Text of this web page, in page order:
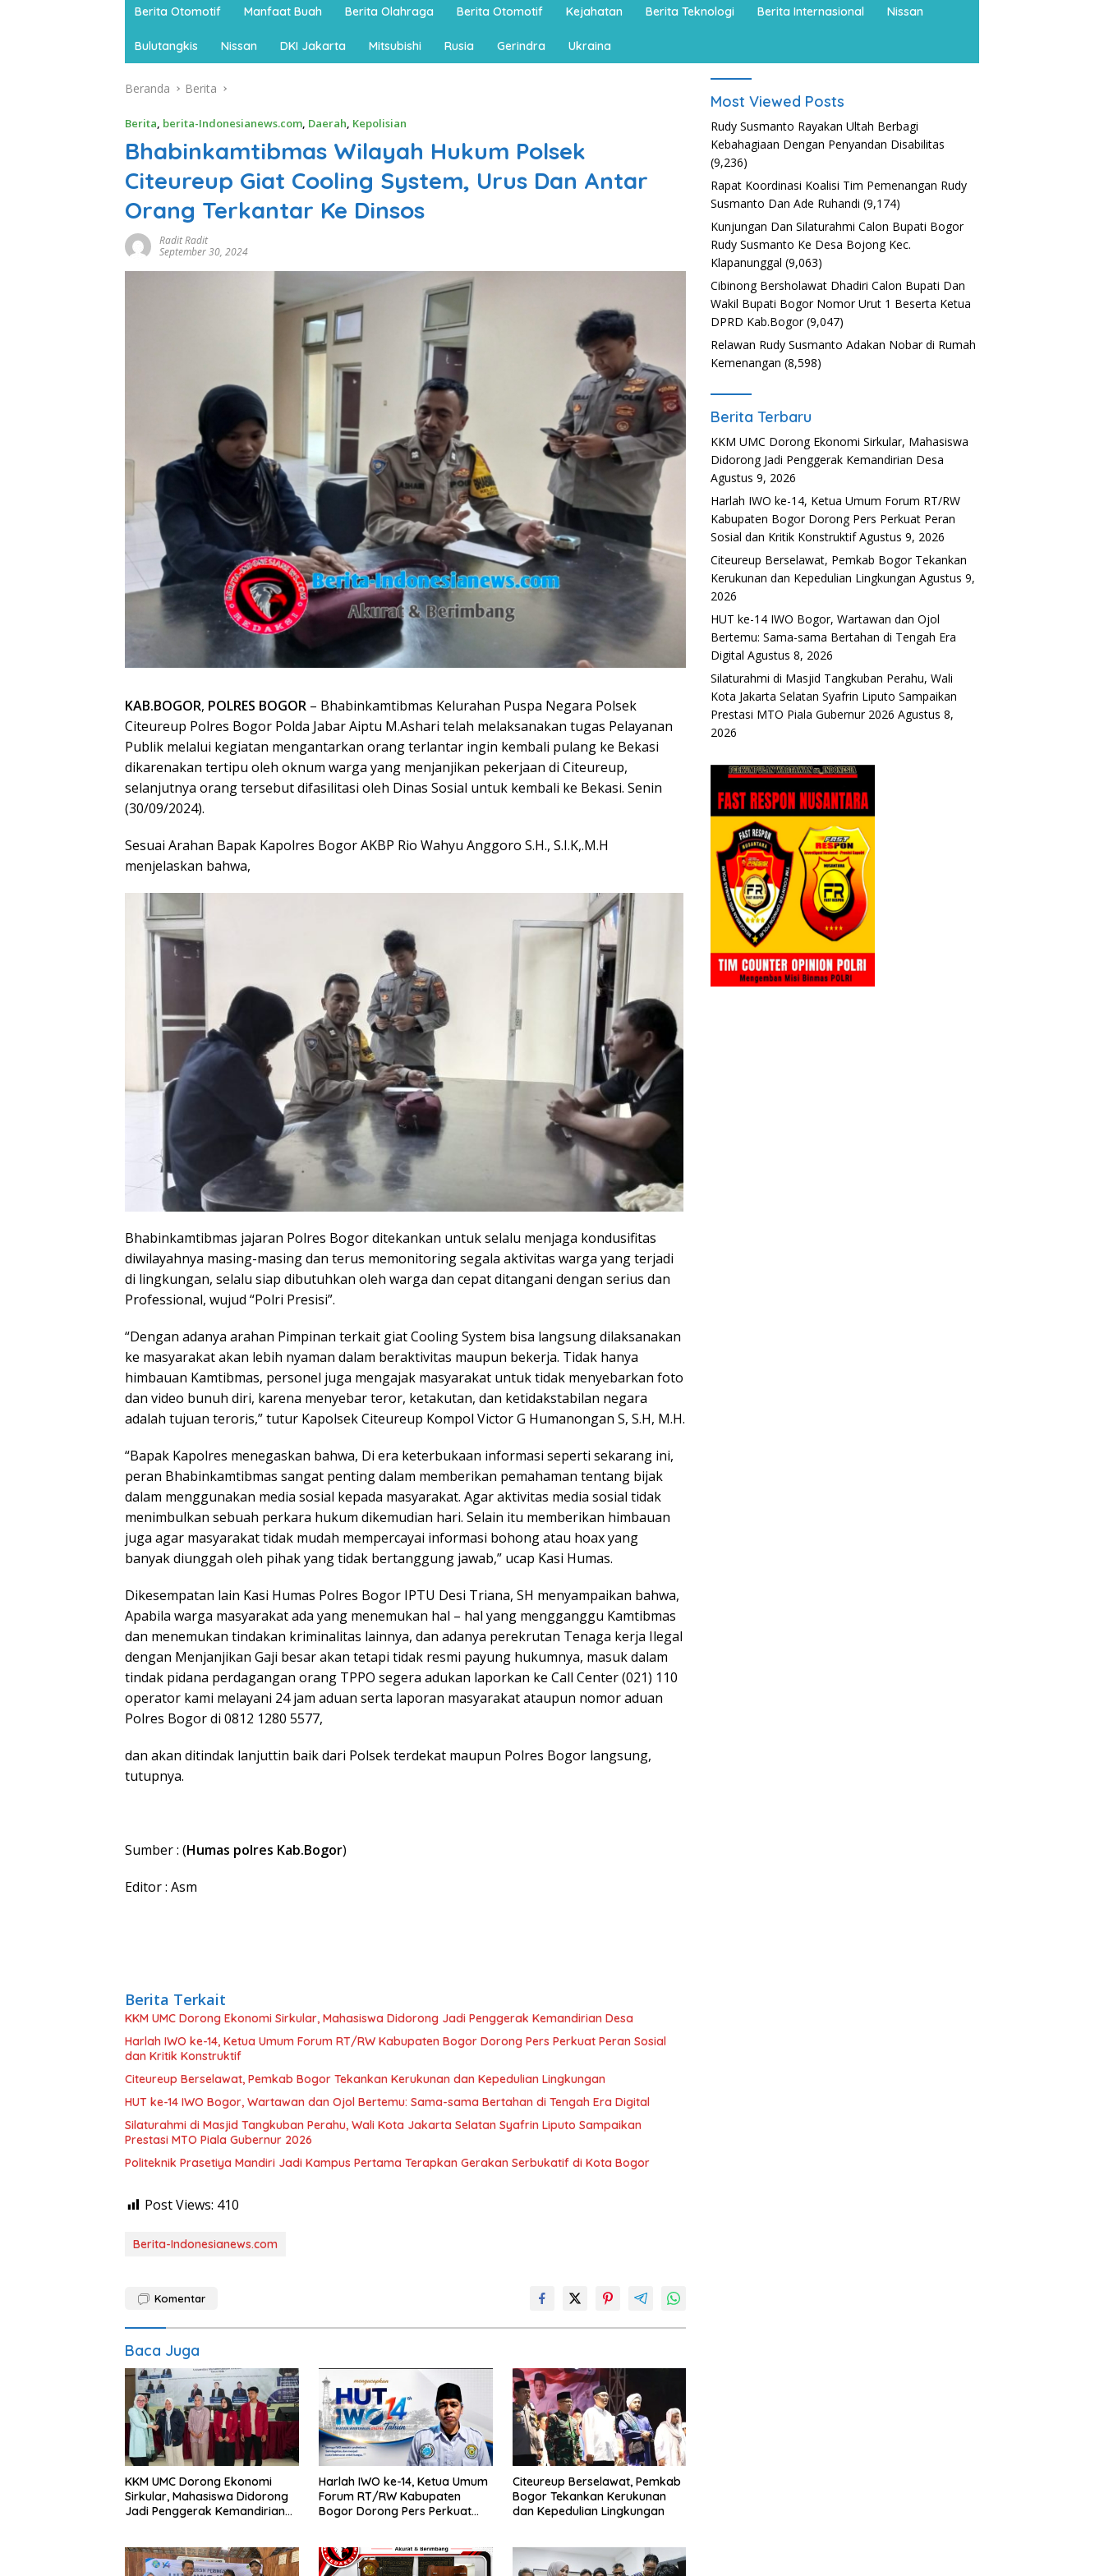
Berita Otomotif Manfaat Buah Berita Olahraga Berita Otomotif Kejahatan Berita Teknologi Berita Internasional Nissan
Bulutangkis Nissan DKI Jakarta Mitsubishi Rusia Gerindra Ukraina
Beranda Berita
Berita, berita-Indonesianews.com, Daerah, Kepolisian
Bhabinkamtibmas Wilayah Hukum Polsek
Citeureup Giat Cooling System, Urus Dan Antar
Orang Terkantar Ke Dinsos
Radit Radit
September 30, 2024
KAB.BOGOR, POLRES BOGOR – Bhabinkamtibmas Kelurahan Puspa Negara Polsek
Citeureup Polres Bogor Polda Jabar Aiptu M.Ashari telah melaksanakan tugas Pelayanan
Publik melalui kegiatan mengantarkan orang terlantar ingin kembali pulang ke Bekasi
dikarenakan tertipu oleh oknum warga yang menjanjikan pekerjaan di Citeureup,
selanjutnya orang tersebut difasilitasi oleh Dinas Sosial untuk kembali ke Bekasi. Senin
(30/09/2024).
Sesuai Arahan Bapak Kapolres Bogor AKBP Rio Wahyu Anggoro S.H., S.I.K,.M.H
menjelaskan bahwa,
Bhabinkamtibmas jajaran Polres Bogor ditekankan untuk selalu menjaga kondusifitas
diwilayahnya masing-masing dan terus memonitoring segala aktivitas warga yang terjadi
di lingkungan, selalu siap dibutuhkan oleh warga dan cepat ditangani dengan serius dan
Professional, wujud “Polri Presisi”.
“Dengan adanya arahan Pimpinan terkait giat Cooling System bisa langsung dilaksanakan
ke masyarakat akan lebih nyaman dalam beraktivitas maupun bekerja. Tidak hanya
himbauan Kamtibmas, personel juga mengajak masyarakat untuk tidak menyebarkan foto
dan video bunuh diri, karena menyebar teror, ketakutan, dan ketidakstabilan negara
adalah tujuan teroris,” tutur Kapolsek Citeureup Kompol Victor G Humanongan S, S.H, M.H.
“Bapak Kapolres menegaskan bahwa, Di era keterbukaan informasi seperti sekarang ini,
peran Bhabinkamtibmas sangat penting dalam memberikan pemahaman tentang bijak
dalam menggunakan media sosial kepada masyarakat. Agar aktivitas media sosial tidak
menimbulkan sebuah perkara hukum dikemudian hari. Selain itu memberikan himbauan
juga agar masyarakat tidak mudah mempercayai informasi bohong atau hoax yang
banyak diunggah oleh pihak yang tidak bertanggung jawab,” ucap Kasi Humas.
Dikesempatan lain Kasi Humas Polres Bogor IPTU Desi Triana, SH menyampaikan bahwa,
Apabila warga masyarakat ada yang menemukan hal – hal yang mengganggu Kamtibmas
dan menemukan tindakan kriminalitas lainnya, dan adanya perekrutan Tenaga kerja Ilegal
dengan Menjanjikan Gaji besar akan tetapi tidak resmi payung hukumnya, masuk dalam
tindak pidana perdagangan orang TPPO segera adukan laporkan ke Call Center (021) 110
operator kami melayani 24 jam aduan serta laporan masyarakat ataupun nomor aduan
Polres Bogor di 0812 1280 5577,
dan akan ditindak lanjuttin baik dari Polsek terdekat maupun Polres Bogor langsung,
tutupnya.
Sumber : (Humas polres Kab.Bogor)
Editor : Asm
Berita Terkait
KKM UMC Dorong Ekonomi Sirkular, Mahasiswa Didorong Jadi Penggerak Kemandirian Desa
Harlah IWO ke-14, Ketua Umum Forum RT/RW Kabupaten Bogor Dorong Pers Perkuat Peran Sosial
dan Kritik Konstruktif
Citeureup Berselawat, Pemkab Bogor Tekankan Kerukunan dan Kepedulian Lingkungan
HUT ke-14 IWO Bogor, Wartawan dan Ojol Bertemu: Sama-sama Bertahan di Tengah Era Digital
Silaturahmi di Masjid Tangkuban Perahu, Wali Kota Jakarta Selatan Syafrin Liputo Sampaikan
Prestasi MTO Piala Gubernur 2026
Politeknik Prasetiya Mandiri Jadi Kampus Pertama Terapkan Gerakan Serbukatif di Kota Bogor
Post Views: 410
Berita-Indonesianews.com
Komentar
Baca Juga
KKM UMC Dorong Ekonomi
Sirkular, Mahasiswa Didorong
Jadi Penggerak Kemandirian
Harlah IWO ke-14, Ketua Umum
Forum RT/RW Kabupaten
Bogor Dorong Pers Perkuat
Citeureup Berselawat, Pemkab
Bogor Tekankan Kerukunan
dan Kepedulian Lingkungan
Most Viewed Posts
Rudy Susmanto Rayakan Ultah Berbagi
Kebahagiaan Dengan Penyandan Disabilitas
(9,236)
Rapat Koordinasi Koalisi Tim Pemenangan Rudy
Susmanto Dan Ade Ruhandi (9,174)
Kunjungan Dan Silaturahmi Calon Bupati Bogor
Rudy Susmanto Ke Desa Bojong Kec.
Klapanunggal (9,063)
Cibinong Bersholawat Dhadiri Calon Bupati Dan
Wakil Bupati Bogor Nomor Urut 1 Beserta Ketua
DPRD Kab.Bogor (9,047)
Relawan Rudy Susmanto Adakan Nobar di Rumah
Kemenangan (8,598)
Berita Terbaru
KKM UMC Dorong Ekonomi Sirkular, Mahasiswa
Didorong Jadi Penggerak Kemandirian Desa
Agustus 9, 2026
Harlah IWO ke-14, Ketua Umum Forum RT/RW
Kabupaten Bogor Dorong Pers Perkuat Peran
Sosial dan Kritik Konstruktif Agustus 9, 2026
Citeureup Berselawat, Pemkab Bogor Tekankan
Kerukunan dan Kepedulian Lingkungan Agustus 9,
2026
HUT ke-14 IWO Bogor, Wartawan dan Ojol
Bertemu: Sama-sama Bertahan di Tengah Era
Digital Agustus 8, 2026
Silaturahmi di Masjid Tangkuban Perahu, Wali
Kota Jakarta Selatan Syafrin Liputo Sampaikan
Prestasi MTO Piala Gubernur 2026 Agustus 8,
2026